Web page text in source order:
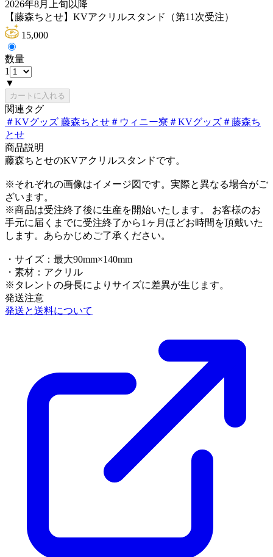
2026年8月上旬以降
【藤森ちとせ】KVアクリルスタンド（第11次受注）
15,000
数量
1
▼
カートに入れる
関連タグ
＃KVグッズ 藤森ちとせ＃ ウィニー寮 ＃KVグッズ＃藤森ち
とせ
商品説明
藤森ちとせのKVアクリルスタンドです。
※それぞれの画像はイメージ図です。実際と異なる場合がご
ざいます。
※商品は受注終了後に生産を開始いたします。 お客様のお
手元に届くまでに受注終了から1ヶ月ほどお時間を頂戴いた
します。あらかじめご了承ください。
・サイズ：最大90mm×140mm
・素材：アクリル
※タレントの身長によりサイズに差異が生じます。
発送注意
発送と送料について